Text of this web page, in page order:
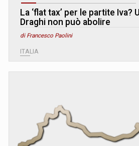
La ‘flat tax’ per le partite Iva?
Draghi non può abolire
di Francesco Paolini
ITALIA